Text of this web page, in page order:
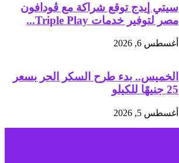
سيتي إيدج توقع شراكة مع ڤودافون
مصر لتوفير خدمات Triple Play...
أغسطس 6, 2026
الخميس.. بدء طرح السكر الحر بسعر
25 جنيهًا للكيلو
أغسطس 5, 2026